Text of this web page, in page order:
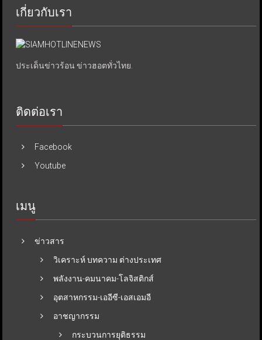
เกี่ยวกับเรา
ประเด็นข่าวร้อน ข่าวฮอตทั่วไทย.
ติดต่อเรา
Facebook
Youtube
เมนู
ข่าวสาร
วิเคราะห์ บทความ ต่างประเทศ
พลังงาน-คมนาคม-โลจิสติกส์
อุตสาหกรรม-เออีซี-เอสเอมอี
อาชญากรรม
กระบวนการยุติธรรม